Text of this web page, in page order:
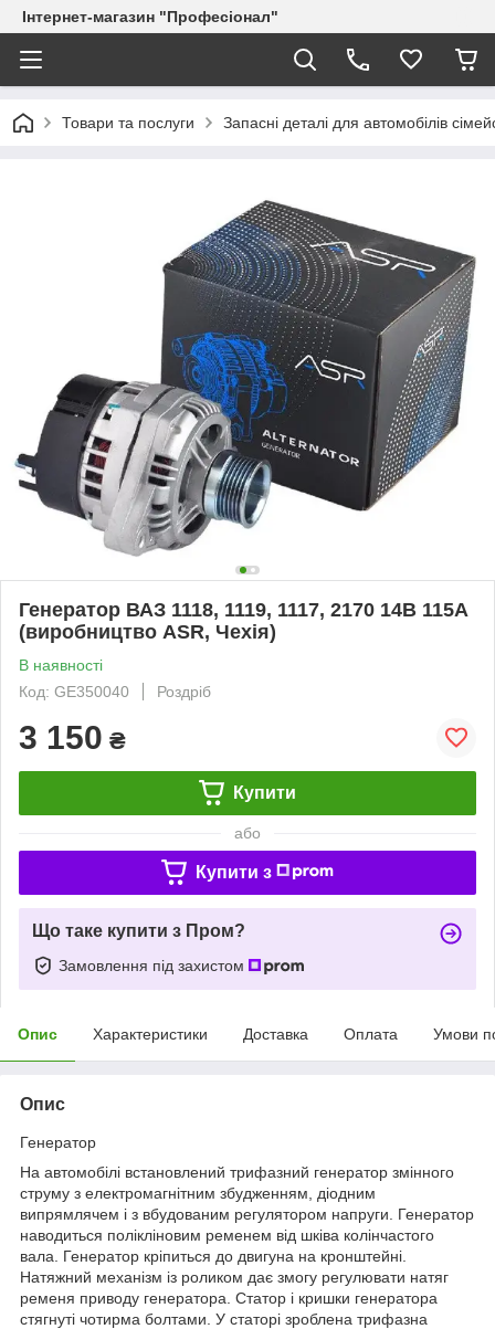
Інтернет-магазин "Професіонал"
Товари та послуги Запасні деталі для автомобілів
Генератор ВАЗ 1118, 1119, 1117, 2170 14В 115А
(виробництво ASR, Чехія)
В наявності
Код: GE350040
Роздріб
3 150 ₴
Купити
або
Купити з
Що таке купити з Пром?
Замовлення під захистом
Опис Характеристики Доставка Оплата Умови
Опис
Генератор
На автомобілі встановлений трифазний генератор змінного
струму з електромагнітним збудженням, діодним
випрямлячем і з вбудованим регулятором напруги. Генератор
наводиться полікліновим ременем від шківа колінчастого
вала. Генератор кріпиться до двигуна на кронштейні.
Натяжний механізм із роликом дає змогу регулювати натяг
ременя приводу генератора. Статор і кришки генератора
стягнуті чотирма болтами. У статорі зроблена трифазна